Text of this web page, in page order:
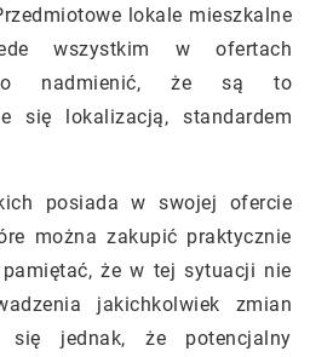
lokale mieszkalne
wszystkim w ofertach
nadmienić, że są to
się lokalizacją, standardem
posiada w swojej ofercie
można zakupić praktycznie
że w tej sytuacji nie
jakichkolwiek zmian
się jednak, że potencjalny